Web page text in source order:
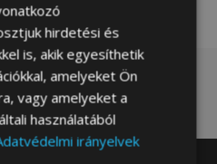
hirdetési és
is, akik egyesíthetik
amelyeket Ön
vagy amelyeket a
használatából
irányelvek